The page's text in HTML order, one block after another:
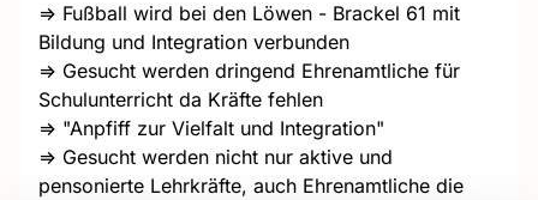
=> Fußball wird bei den Löwen - Brackel 61 mit
Bildung und Integration verbunden
=> Gesucht werden dringend Ehrenamtliche für
Schulunterricht da Kräfte fehlen
=> "Anpfiff zur Vielfalt und Integration"
=> Gesucht werden nicht nur aktive und
pensonierte Lehrkräfte, auch Ehrenamtliche die